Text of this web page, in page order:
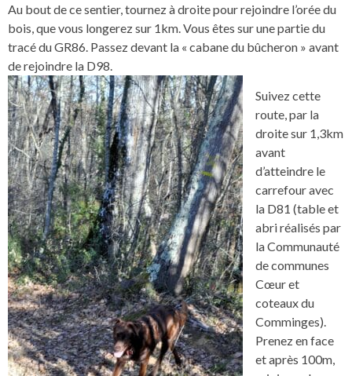
Au bout de ce sentier, tournez à droite pour rejoindre l’orée du
bois, que vous longerez sur 1km. Vous êtes sur une partie du
tracé du GR86. Passez devant la « cabane du bûcheron » avant
de rejoindre la D98.
Suivez cette
route, par la
droite sur 1,3km
avant
d’atteindre le
carrefour avec
la D81 (table et
abri réalisés par
la Communauté
de communes
Cœur et
coteaux du
Comminges).
Prenez en face
et après 100m,